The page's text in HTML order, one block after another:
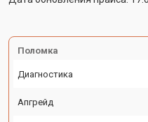
Поломка
Диагностика
Апгрейд